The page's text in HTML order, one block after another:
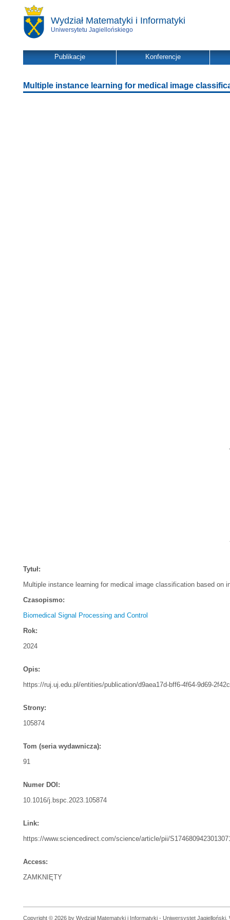
Wydział Matematyki i Informatyki
Uniwersytetu Jagiellońskiego
Publikacje Konferencje
Multiple instance learning for medical image
Tytuł:
Multiple instance learning for medical image classification based on
Czasopismo:
Biomedical Signal Processing and Control
Rok:
2024
Opis:
https://ruj.uj.edu.pl/entities/publication/d9aea17d-bff6-4f64-9d69-
Strony:
105874
Tom (seria wydawnicza):
91
Numer DOI:
10.1016/j.bspc.2023.105874
Link:
https://www.sciencedirect.com/science/article/pii/
Access:
ZAMKNIĘTY
Copyright © 2026 by Wydział Matematyki i Informatyki - Uniwersystet